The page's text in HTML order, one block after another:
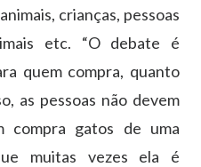
crianças, pessoas
etc. “O debate é
quem compra, quanto
as pessoas não devem
compra gatos de uma
muitas vezes ela é